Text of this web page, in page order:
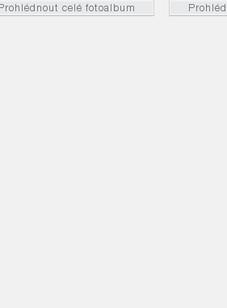
celé fotoalbum